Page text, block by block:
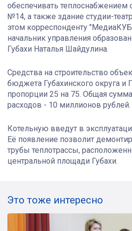
обеспечивать теплоснабжением
№14, а также здание студии-
этом корреспонденту
начальник управления
Губахи Наталья Шайдулина.
Средства на строительство
бюджета Губахинского округа и
пропорции 25 на 75. Общая
расходов - 10 миллионов рублей.
Котельную введут в
Её появление позволит
трубы теплотрассы,
центральной площади Губахи.
Это тоже интересно